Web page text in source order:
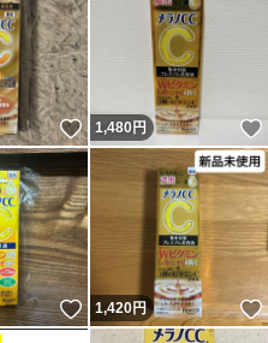
いいね！
1,480円
いいね！
1,420円